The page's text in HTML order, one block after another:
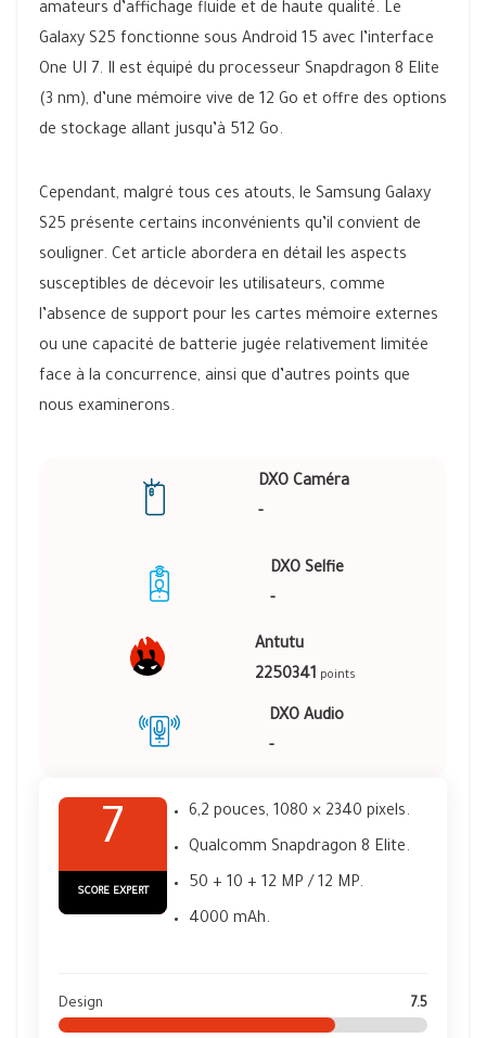
amateurs d’affichage fluide et de haute qualité. Le
Galaxy S25 fonctionne sous Android 15 avec l’interface
One UI 7. Il est équipé du processeur Snapdragon 8 Elite
(3 nm), d’une mémoire vive de 12 Go et offre des options
de stockage allant jusqu’à 512 Go.
Cependant, malgré tous ces atouts, le Samsung Galaxy
S25 présente certains inconvénients qu’il convient de
souligner. Cet article abordera en détail les aspects
susceptibles de décevoir les utilisateurs, comme
l’absence de support pour les cartes mémoire externes
ou une capacité de batterie jugée relativement limitée
face à la concurrence, ainsi que d’autres points que
nous examinerons.
DXO Caméra
-
DXO Selfie
-
Antutu
2250341 points
DXO Audio
-
7
SCORE EXPERT
6,2 pouces, 1080 × 2340 pixels.
Qualcomm Snapdragon 8 Elite.
50 + 10 + 12 MP / 12 MP.
4000 mAh.
Design 7.5